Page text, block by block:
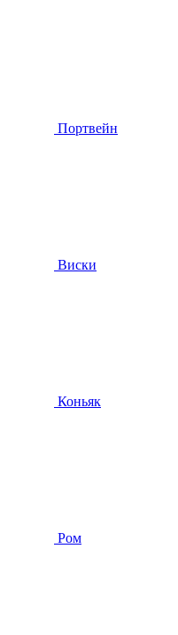
Портвейн
Виски
Коньяк
Ром